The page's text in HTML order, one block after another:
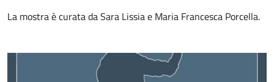
La mostra è curata da Sara Lissia e Maria Francesca Porcella.